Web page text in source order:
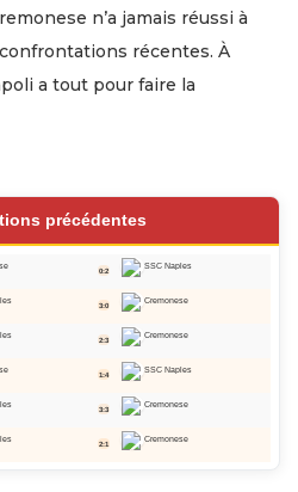
n’a jamais réussi à
récentes. À
a tout pour faire la
précédentes
0:2 SSC Naples
3:0 Cremonese
2:3 Cremonese
1:4 SSC Naples
3:3 Cremonese
2:1 Cremonese